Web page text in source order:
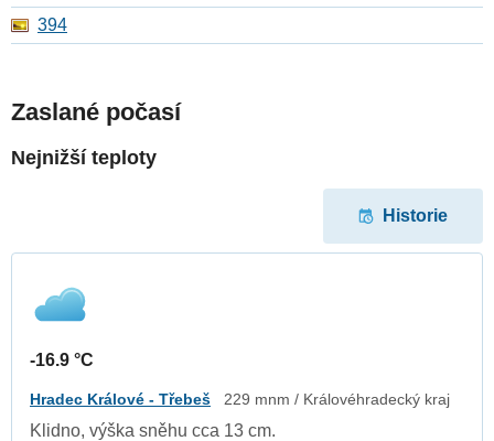
394
Zaslané počasí
Nejnižší teploty
Historie
-16.9 °C
Hradec Králové - Třebeš 229 mnm / Královéhradecký kraj
Klidno, výška sněhu cca 13 cm.